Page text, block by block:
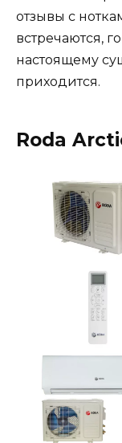
отзывы с
встречаются,
настоящему
приходится.
Roda